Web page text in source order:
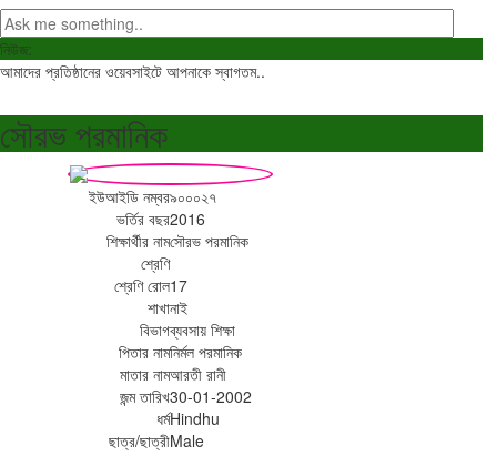
নিউজ:
আমাদের প্রতিষ্ঠানের ওয়েবসাইটে আপনাকে স্বাগতম..
সৌরভ পরমানিক
ইউআইডি নম্বর৯০০০২৭
ভর্তির বছর2016
শিক্ষার্থীর নামসৌরভ পরমানিক
শ্রেণি
শ্রেণি রোল17
শাখানাই
বিভাগব্যবসায় শিক্ষা
পিতার নামনির্মল পরমানিক
মাতার নামআরতী রানী
জন্ম তারিখ30-01-2002
ধর্মHindhu
ছাত্র/ছাত্রীMale